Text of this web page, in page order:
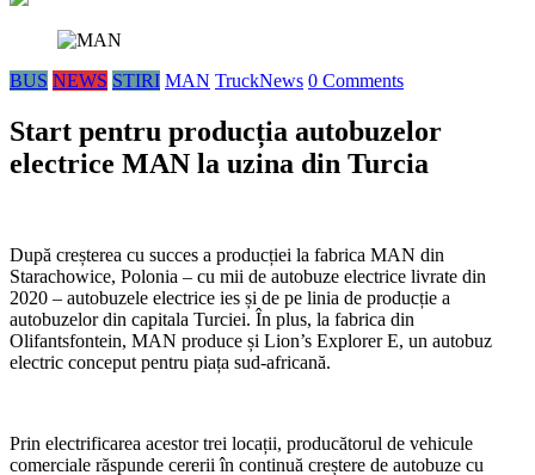
BUS NEWS STIRI MAN TruckNews 0 Comments
Start pentru producția autobuzelor
electrice MAN la uzina din Turcia
După creșterea cu succes a producției la fabrica MAN din
Starachowice, Polonia – cu mii de autobuze electrice livrate din
2020 – autobuzele electrice ies și de pe linia de producție a
autobuzelor din capitala Turciei. În plus, la fabrica din
Olifantsfontein, MAN produce și Lion’s Explorer E, un autobuz
electric conceput pentru piața sud-africană.
Prin electrificarea acestor trei locații, producătorul de vehicule
comerciale răspunde cererii în continuă creștere de autobuze cu